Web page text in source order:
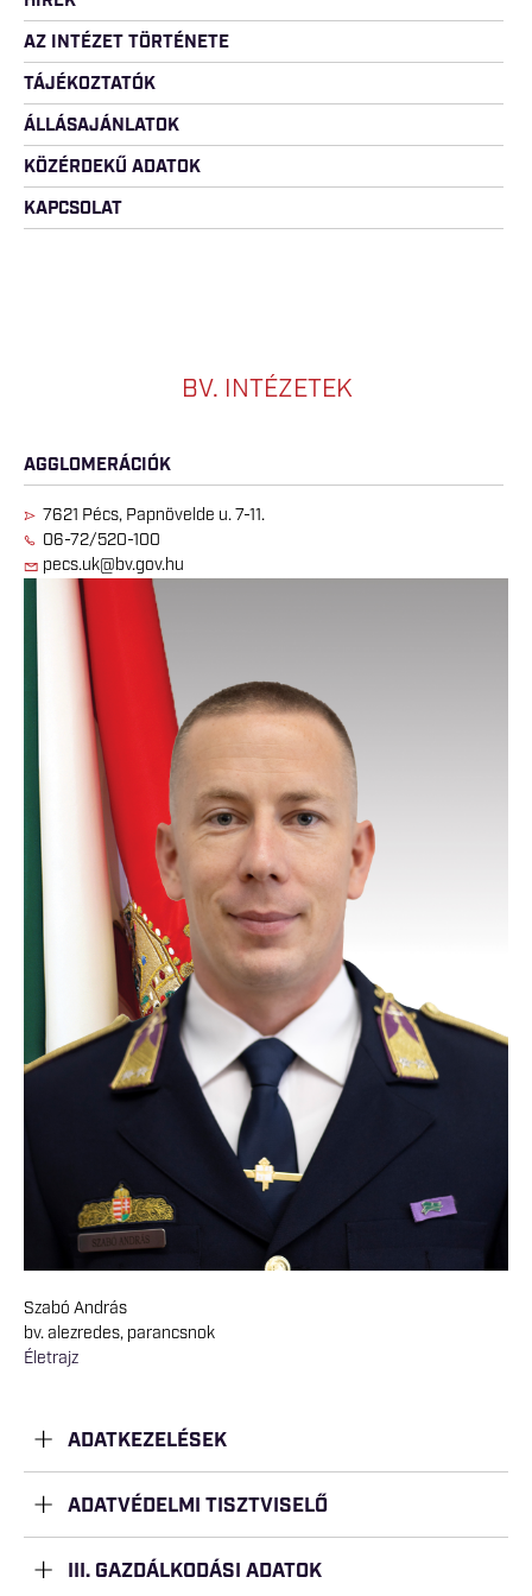
AZ INTÉZET TÖRTÉNETE
TÁJÉKOZTATÓK
ÁLLÁSAJÁNLATOK
KÖZÉRDEKŰ ADATOK
KAPCSOLAT
BV. INTÉZETEK
AGGLOMERÁCIÓK
7621 Pécs, Papnövelde u. 7-11.
06-72/520-100
pecs.uk@bv.gov.hu
Szabó András
bv. alezredes, parancsnok
Életrajz
ADATKEZELÉSEK
ADATVÉDELMI TISZTVISELŐ
III. GAZDÁLKODÁSI ADATOK